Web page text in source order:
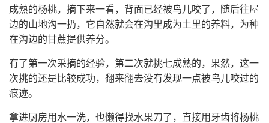
成熟的杨桃，摘下来一看，背面已经被鸟儿咬了，随后往屋
边的山地沟一扔，它自然就会在沟里成为土里的养料，为种
在沟边的甘蔗提供养分。
有了第一次采摘的经验，第二次就挑七成熟的，果然，这一
次挑的还是比较成功，翻来翻去没有发现一点被鸟儿咬过的
痕迹。
拿进厨房用水一洗，也懒得找水果刀了，直接用牙齿将杨桃